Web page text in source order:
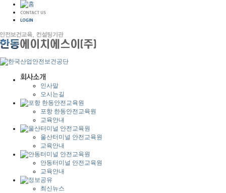
인사말
오시는길
포항 한동안전교육원
교육안내
울산터미널 안전교육원
교육안내
안동터미널 안전교육원
교육안내
최신뉴스